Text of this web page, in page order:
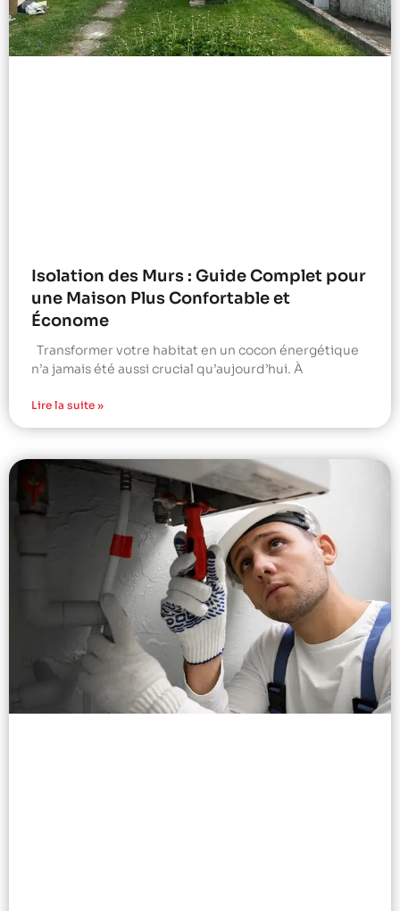
Isolation des Murs : Guide Complet pour
une Maison Plus Confortable et
Économe
Transformer votre habitat en un cocon énergétique
n’a jamais été aussi crucial qu’aujourd’hui. À
Lire la suite »